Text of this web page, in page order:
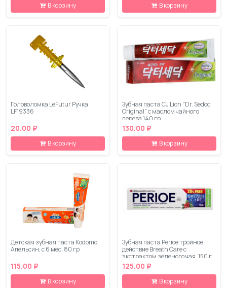
В корзину В корзину
Головоломка LeFutur Ручка
LF19336
20.00 ₽
В корзину
Зубная паста CJ Lion "Dr. Sedoc
Original" c маслом чайного
дерева,140 гр
130.00 ₽
В корзину
Детская зубная паста Kodomo
Апельсин, с 6 мес, 80 гр
115.00 ₽
В корзину
Зубная паста Perioe тройное
действие Breath Care с
экстрактом зеленого чая, 150 г.
125.00 ₽
В корзину